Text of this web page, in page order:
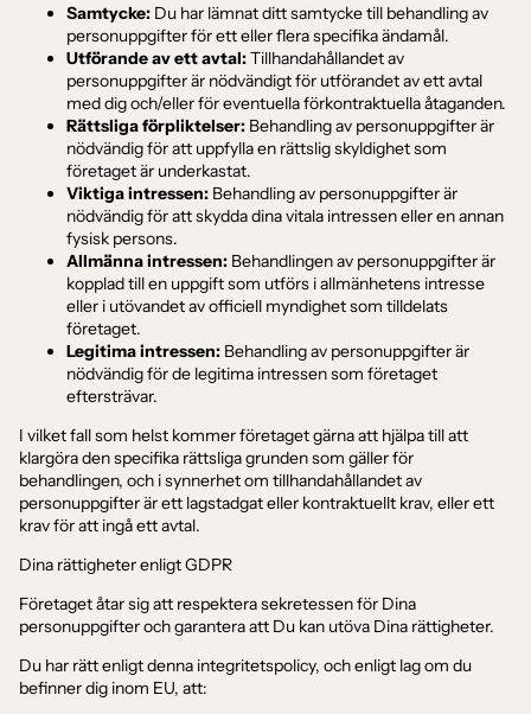
Samtycke: Du har lämnat ditt samtycke till behandling av
personuppgifter för ett eller flera specifika ändamål.
Utförande av ett avtal:Tillhandahållandet av
personuppgifter är nödvändigt för utförandet av ett avtal
med dig och/eller för eventuella förkontraktuella åtaganden.
Rättsliga förpliktelser: Behandling av personuppgifter är
nödvändig för att uppfylla en rättslig skyldighet som
företaget är underkastat.
Viktiga intressen: Behandling av personuppgifter är
nödvändig för att skydda dina vitala intressen eller en annan
fysisk persons.
Allmänna intressen: Behandlingen av personuppgifter är
kopplad till en uppgift som utförs i allmänhetens intresse
eller i utövandet av officiell myndighet som tilldelats
företaget.
Legitima intressen: Behandling av personuppgifter är
nödvändig för de legitima intressen som företaget
eftersträvar.
I vilket fall som helst kommer företaget gärna att hjälpa till att
klargöra den specifika rättsliga grunden som gäller för
behandlingen, och i synnerhet om tillhandahållandet av
personuppgifter är ett lagstadgat eller kontraktuellt krav, eller ett
krav för att ingå ett avtal.
Dina rättigheter enligt GDPR
Företaget åtar sig att respektera sekretessen för Dina
personuppgifter och garantera att Du kan utöva Dina rättigheter.
Du har rätt enligt denna integritetspolicy, och enligt lag om du
befinner dig inom EU, att: